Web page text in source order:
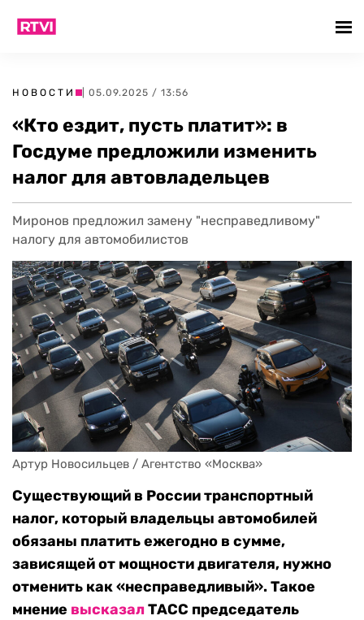
НОВОСТИ | 05.09.2025 / 13:56
«Кто ездит, пусть платит»: в
Госдуме предложили изменить
налог для автовладельцев
Миронов предложил замену "несправедливому"
налогу для автомобилистов
Артур Новосильцев / Агентство «Москва»
Существующий в России транспортный
налог, который владельцы автомобилей
обязаны платить ежегодно в сумме,
зависящей от мощности двигателя, нужно
отменить как «несправедливый». Такое
мнение высказалТАСС председатель